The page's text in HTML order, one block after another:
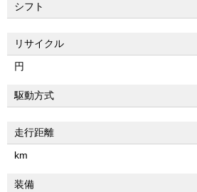
シフト
リサイクル
円
駆動方式
走行距離
km
装備